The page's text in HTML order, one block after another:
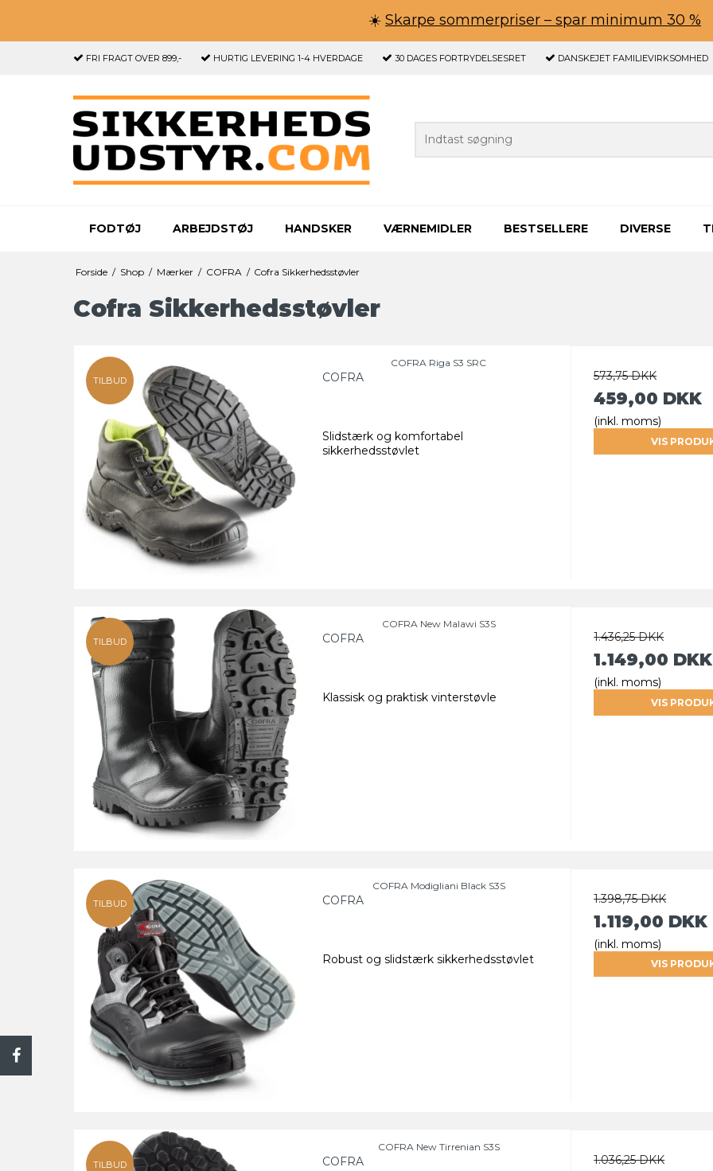
☀️ Skarpe sommerpriser – spar minimum 30 %
FRI FRAGT OVER 899,- HURTIG LEVERING 1-4 HVERDAGE 30 DAGES FORTRYDELSESRET DANSKEJET FAMILIEVIRKSOMHED
FODTØJ ARBEJDSTØJ HANDSKER VÆRNEMIDLER BESTSELLERE DIVERSE
Forside / Shop / Mærker / COFRA / Cofra Sikkerhedsstøvler
Cofra Sikkerhedsstøvler
TILBUD
COFRA Riga S3 SRC
COFRA
Slidstærk og komfortabel
sikkerhedsstøvlet
573,75 DKK
459,00 DKK
(inkl. moms)
VIS
TILBUD
COFRA New Malawi S3S
COFRA
Klassisk og praktisk vinterstøvle
1.436,25 DKK
1.149,00 DKK
(inkl. moms)
VIS
TILBUD
COFRA Modigliani Black S3S
COFRA
Robust og slidstærk sikkerhedsstøvlet
1.398,75 DKK
1.119,00 DKK
(inkl. moms)
VIS
TILBUD
COFRA New Tirrenian S3S
COFRA 1.036,25 DKK